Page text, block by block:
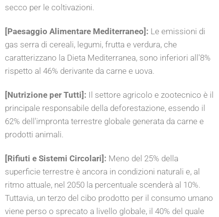
secco per le coltivazioni.
[Paesaggio Alimentare Mediterraneo]: Le emissioni di
gas serra di cereali, legumi, frutta e verdura, che
caratterizzano la Dieta Mediterranea, sono inferiori all'8%
rispetto al 46% derivante da carne e uova.
[Nutrizione per Tutti]: Il settore agricolo e zootecnico è il
principale responsabile della deforestazione, essendo il
62% dell'impronta terrestre globale generata da carne e
prodotti animali.
[Rifiuti e Sistemi Circolari]: Meno del 25% della
superficie terrestre è ancora in condizioni naturali e, al
ritmo attuale, nel 2050 la percentuale scenderà al 10%.
Tuttavia, un terzo del cibo prodotto per il consumo umano
viene perso o sprecato a livello globale, il 40% del quale